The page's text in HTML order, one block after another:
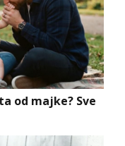
od majke? Sve